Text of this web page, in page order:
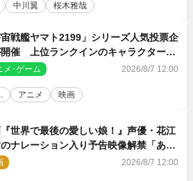
中川翼 桜木雅哉
戦艦ヤマト2199」シリーズ人気投票企
催 上位ランクインのキャラクター＆
新規描き下ろしイラストを制作
メ･ゲーム 2026/8/7 12:00
アニメ 映画
世界で最後の愛しい娘！』声優・花江
ナレーション入り予告映像解禁「あふ
温かさに涙が止まらない！」2026/8/7 12:00